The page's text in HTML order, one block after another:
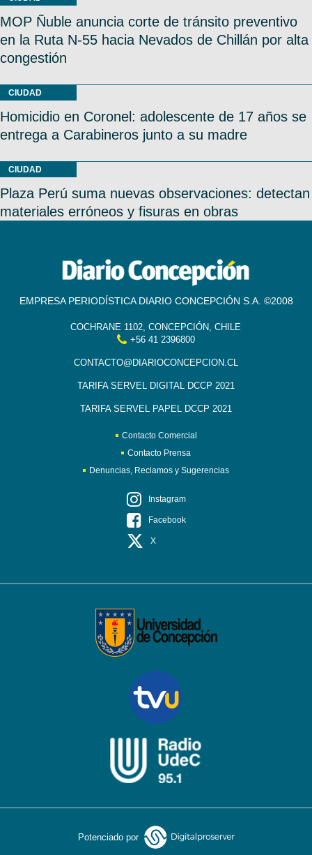
MOP Ñuble anuncia corte de tránsito preventivo
en la Ruta N-55 hacia Nevados de Chillán por alta
congestión
CIUDAD
Homicidio en Coronel: adolescente de 17 años se
entrega a Carabineros junto a su madre
CIUDAD
Plaza Perú suma nuevas observaciones: detectan
materiales erróneos y fisuras en obras
EMPRESA PERIODÍSTICA DIARIO CONCEPCIÓN S.A. ©2008
COCHRANE 1102, CONCEPCIÓN, CHILE
+56 41 2396800
CONTACTO@DIARIOCONCEPCION.CL
TARIFA SERVEL DIGITAL DCCP 2021
TARIFA SERVEL PAPEL DCCP 2021
Contacto Comercial
Contacto Prensa
Denuncias, Reclamos y Sugerencias
Instagram
Facebook
X
Potenciado por